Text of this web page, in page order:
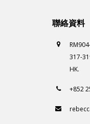
聯絡資料
317-
HK.
+852